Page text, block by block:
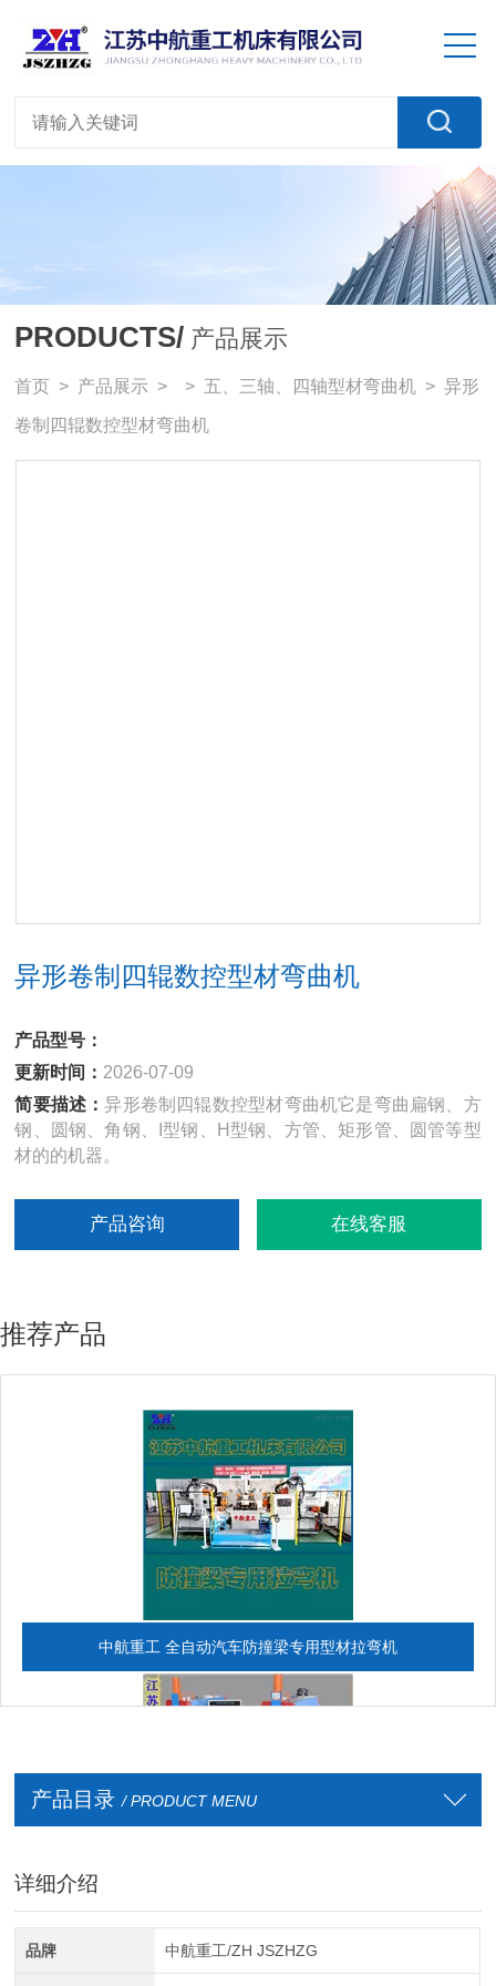
PRODUCTS/ 产品展示
首页 > 产品展示 > > 五、三轴、四轴型材弯曲机 > 异形
卷制四辊数控型材弯曲机
异形卷制四辊数控型材弯曲机
产品型号：
更新时间： 2026-07-09
简要描述：异形卷制四辊数控型材弯曲机它是弯曲扁钢、方
钢、圆钢、角钢、I型钢、H型钢、方管、矩形管、圆管等型
材的的机器。
产品咨询 在线客服
推荐产品
中航重工 全自动汽车防撞梁专用型材拉弯机
全自动CAD导图滚弯机
产品目录 / PRODUCT MENU
详细介绍
品牌 中航重工/ZH JSZHZG